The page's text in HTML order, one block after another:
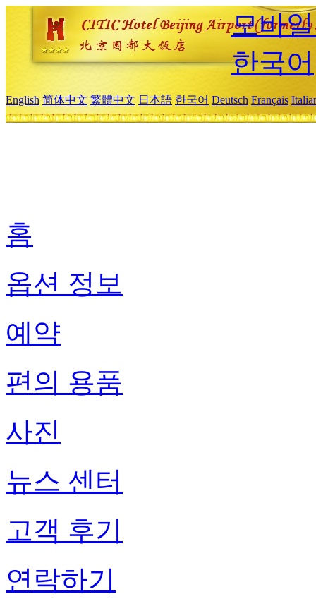
모바
한국어
English 简体中文 繁體中文 日本語 한국어 Deutsch Français
홈
옵션 정보
예약
편의 용품
사진
뉴스 센터
고객 후기
연락하기